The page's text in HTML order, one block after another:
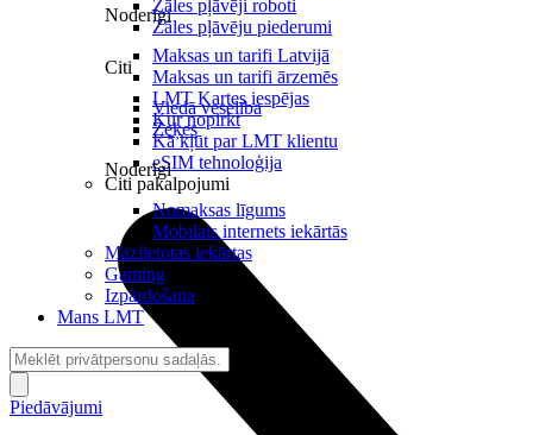
Noderīgi
Maksas un tarifi Latvijā
Maksas un tarifi ārzemēs
LMT Kartes iespējas
Kur nopirkt
Kā kļūt par LMT klientu
eSIM tehnoloģija
Citi pakalpojumi
Zāles pļāvēji roboti
Zāles pļāvēju piederumi
Citi
Viedā veselība
Zeķes
Noderīgi
Nomaksas līgums
Mobilais internets iekārtās
Mazlietotas iekārtas
Gaming
Izpārdošana
Mans LMT
Piedāvājumi